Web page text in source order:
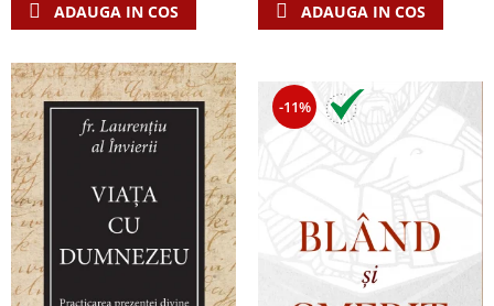
ADAUGA IN COS ADAUGA IN COS
-11%